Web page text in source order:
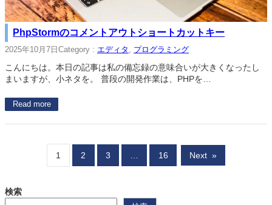
PhpStormのコメントアウトショートカットキー
2025年10月7日 Category : エディタ , プログラミング
こんにちは。本日の記事は私の備忘録の意味合いが大きくなったし
まいますが、小ネタを。 普段の開発作業は、PHPを…
Read more
1 2 3 16 Next »
検索